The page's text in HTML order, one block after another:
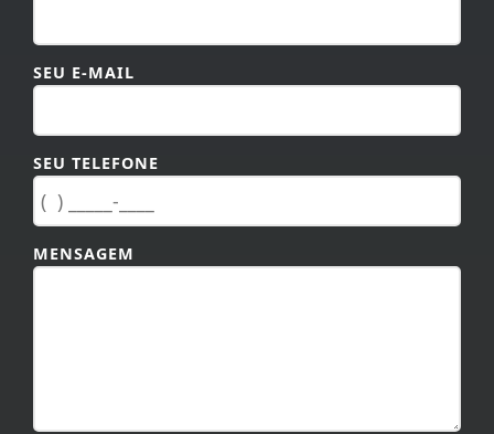
SEU E-MAIL
SEU TELEFONE
MENSAGEM